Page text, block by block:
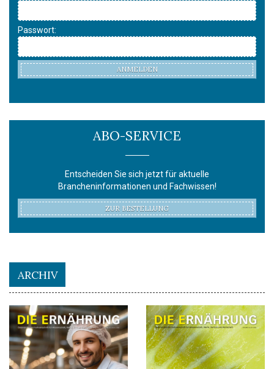
Passwort:
ANMELDEN
ABO-SERVICE
Entscheiden Sie sich jetzt für aktuelle
Brancheninformationen und Fachwissen!
ZUR BESTELLUNG
ARCHIV